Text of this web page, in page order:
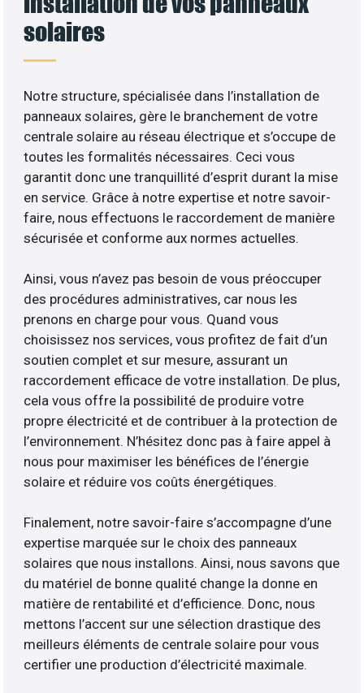
solaires
Notre structure, spécialisée dans l’installation de
panneaux solaires, gère le branchement de votre
centrale solaire au réseau électrique et s’occupe de
toutes les formalités nécessaires. Ceci vous
garantit donc une tranquillité d’esprit durant la mise
en service. Grâce à notre expertise et notre savoir-
faire, nous effectuons le raccordement de manière
sécurisée et conforme aux normes actuelles.
Ainsi, vous n’avez pas besoin de vous préoccuper
des procédures administratives, car nous les
prenons en charge pour vous. Quand vous
choisissez nos services, vous profitez de fait d’un
soutien complet et sur mesure, assurant un
raccordement efficace de votre installation. De plus,
cela vous offre la possibilité de produire votre
propre électricité et de contribuer à la protection de
l’environnement. N’hésitez donc pas à faire appel à
nous pour maximiser les bénéfices de l’énergie
solaire et réduire vos coûts énergétiques.
Finalement, notre savoir-faire s’accompagne d’une
expertise marquée sur le choix des panneaux
solaires que nous installons. Ainsi, nous savons que
du matériel de bonne qualité change la donne en
matière de rentabilité et d’efficience. Donc, nous
mettons l’accent sur une sélection drastique des
meilleurs éléments de centrale solaire pour vous
certifier une production d’électricité maximale.